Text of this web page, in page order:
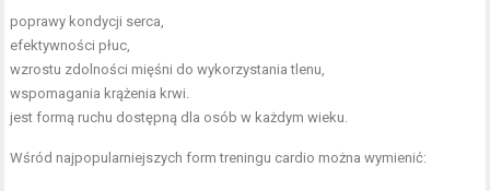
poprawy kondycji serca,
efektywności płuc,
wzrostu zdolności mięśni do wykorzystania tlenu,
wspomagania krążenia krwi.
jest formą ruchu dostępną dla osób w każdym wieku.
Wśród najpopularniejszych form treningu cardio można wymienić: